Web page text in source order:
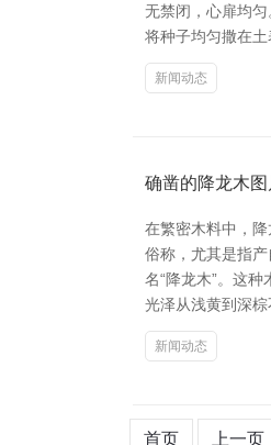
无禁闭，心扉均
将种子均匀撒在土
新闻动态
确凿的降龙木
在繁密木料中，
俗称，尤其是指
名“降龙木”。这
光泽从浅黄到深
新闻动态
首页 上一页